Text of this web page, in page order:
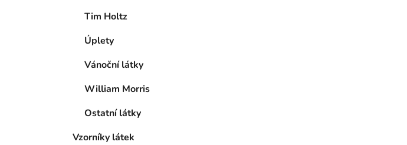
Tim Holtz
Úplety
Vánoční látky
William Morris
Ostatní látky
Vzorníky látek